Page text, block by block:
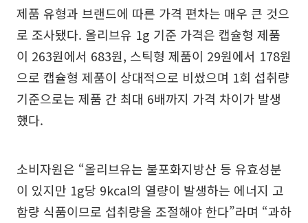
제품 유형과 브랜드에 따른 가격 편차는 매우 큰 것으
로 조사됐다. 올리브유 1g 기준 가격은 캡슐형 제품
이 263원에서 683원, 스틱형 제품이 29원에서 178원
으로 캡슐형 제품이 상대적으로 비쌌으며 1회 섭취량
기준으로는 제품 간 최대 6배까지 가격 차이가 발생
했다.
소비자원은 “올리브유는 불포화지방산 등 유효성분
이 있지만 1g당 9kcal의 열량이 발생하는 에너지 고
함량 식품이므로 섭취량을 조절해야 한다”라며 “과하